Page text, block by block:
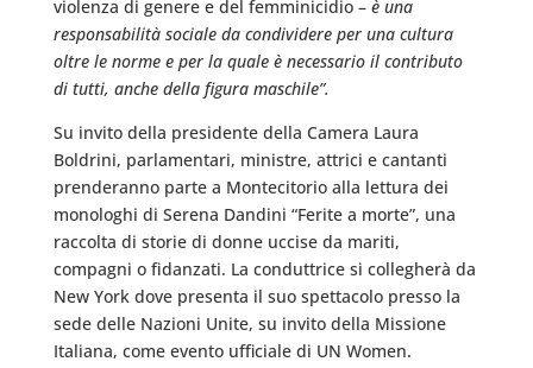
violenza di genere e del femminicidio – è una
responsabilità sociale da condividere per una cultura
oltre le norme e per la quale è necessario il contributo
di tutti, anche della figura maschile”.
Su invito della presidente della Camera Laura
Boldrini, parlamentari, ministre, attrici e cantanti
prenderanno parte a Montecitorio alla lettura dei
monologhi di Serena Dandini “Ferite a morte”, una
raccolta di storie di donne uccise da mariti,
compagni o fidanzati. La conduttrice si collegherà da
New York dove presenta il suo spettacolo presso la
sede delle Nazioni Unite, su invito della Missione
Italiana, come evento ufficiale di UN Women.